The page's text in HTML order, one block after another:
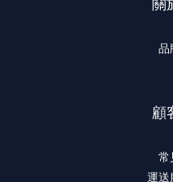
關
品
顧
常
運送